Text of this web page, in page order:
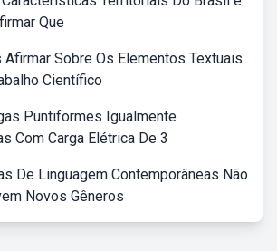
Que
Sobre Os Elementos Textuais
Científico
Puntiformes Igualmente
Com Carga Elétrica De 3
De Linguagem Contemporâneas Não
Novos Gêneros